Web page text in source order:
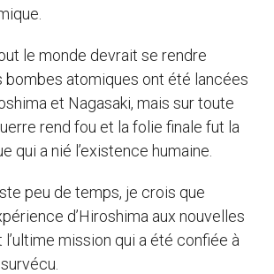
le monde devrait se rendre
bombes atomiques ont été lancées
et Nagasaki, mais sur toute
rend fou et la folie finale fut la
qui a nié l’existence humaine.
peu de temps, je crois que
d’Hiroshima aux nouvelles
mission qui a été confiée à